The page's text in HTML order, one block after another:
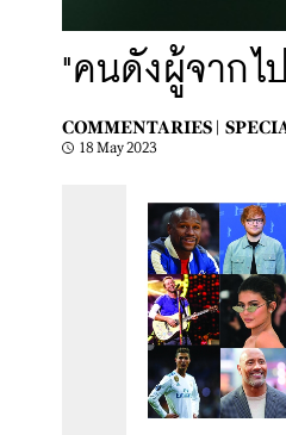
"คนดังผู้จากไ
COMMENTARIES |
18 May 2023